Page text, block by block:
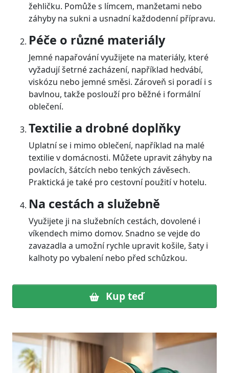
žehličku. Pomůže s límcem, manžetami nebo
záhyby na sukni a usnadní každodenní přípravu.
Péče o různé materiály
Jemné napařování využijete na materiály, které
vyžadují šetrné zacházení, například hedvábí,
viskózu nebo jemné směsi. Zároveň si poradí i s
bavlnou, takže poslouží pro běžné i formální
oblečení.
Textilie a drobné doplňky
Uplatní se i mimo oblečení, například na malé
textilie v domácnosti. Můžete upravit záhyby na
povlacích, šátcích nebo tenkých závěsech.
Praktická je také pro cestovní použití v hotelu.
Na cestách a služebně
Využijete ji na služebních cestách, dovolené i
víkendech mimo domov. Snadno se vejde do
zavazadla a umožní rychle upravit košile, šaty i
kalhoty po vybalení nebo před schůzkou.
Kup teď